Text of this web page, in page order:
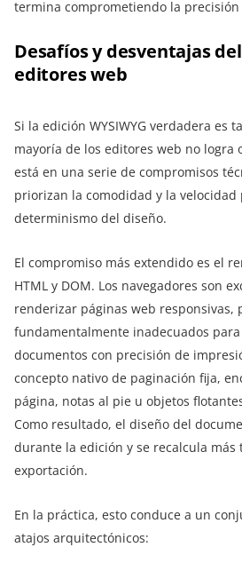
termina comprometiendo la precisión
Desafíos y desventajas del
editores web
Si la edición WYSIWYG verdadera es
mayoría de los editores web no logra
está en una serie de compromisos
priorizan la comodidad y la velocidad
determinismo del diseño.
El compromiso más extendido es el
HTML y DOM. Los navegadores son
renderizar páginas web responsivas,
fundamentalmente inadecuados
documentos con precisión de
concepto nativo de paginación fija,
página, notas al pie u objetos
Como resultado, el diseño del
durante la edición y se recalcula
exportación.
En la práctica, esto conduce a un
atajos arquitectónicos: